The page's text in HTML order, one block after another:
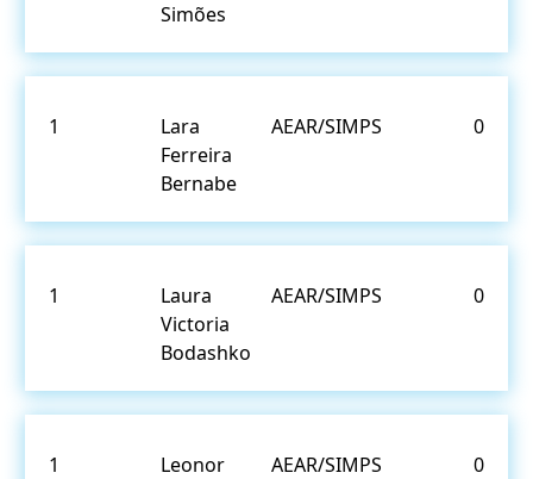
Simões
1
Lara
Ferreira
Bernabe
AEAR/SIMPS 0
1
Laura
Victoria
Bodashko
AEAR/SIMPS 0
1
Leonor
AEAR/SIMPS 0